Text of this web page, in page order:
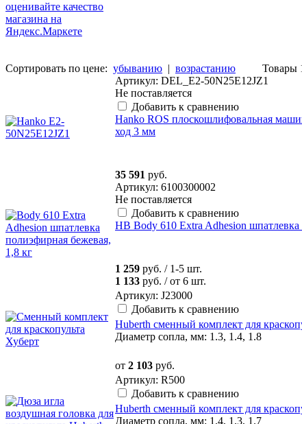
Сортировать по цене: убыванию | возрастанию Товары
Артикул: DEL_E2-50N25E12JZ1
Не поставляется
Добавить к сравнению
Hanko ROS плоскошлифовальная
ход 3 мм
35 591 руб.
Артикул: 6100300002
Не поставляется
Добавить к сравнению
HB Body 610 Extra Adhesion
1 259 руб. / 1-5 шт.
1 133 руб. / от 6 шт.
Артикул: J23000
Добавить к сравнению
Huberth сменный комплект для
Диаметр сопла, мм: 1.3, 1.4, 1.8
от 2 103 руб.
Артикул: R500
Добавить к сравнению
Huberth сменный комплект для
Диаметр сопла, мм: 1.4, 1.3, 1.7